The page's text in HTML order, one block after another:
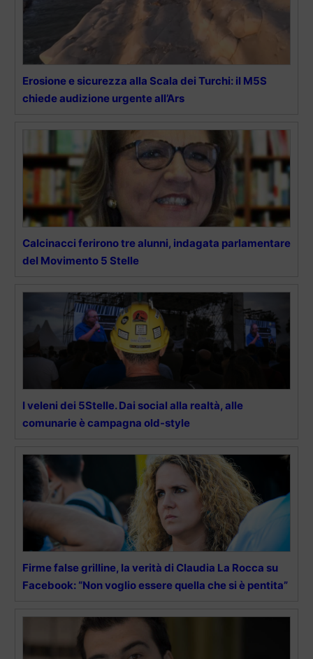
Erosione e sicurezza alla Scala dei Turchi: il M5S
chiede audizione urgente all’Ars
Calcinacci ferirono tre alunni, indagata parlamentare
del Movimento 5 Stelle
I veleni dei 5Stelle. Dai social alla realtà, alle
comunarie è campagna old-style
Firme false grilline, la verità di Claudia La Rocca su
Facebook: “Non voglio essere quella che si è pentita”